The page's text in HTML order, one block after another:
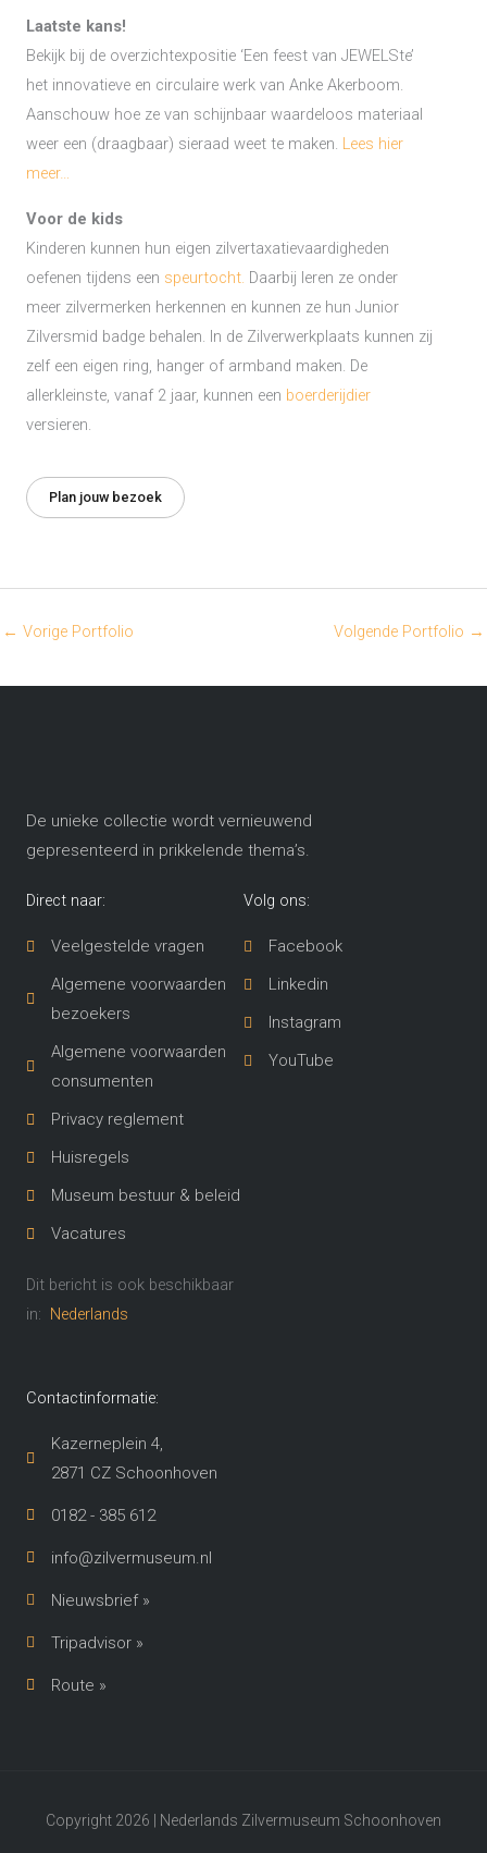
Laatste kans!
Bekijk bij de overzichtexpositie ‘Een feest van JEWELSte’
het innovatieve en circulaire werk van Anke Akerboom.
Aanschouw hoe ze van schijnbaar waardeloos materiaal
weer een (draagbaar) sieraad weet te maken. Lees hier
meer…
Voor de kids
Kinderen kunnen hun eigen zilvertaxatievaardigheden
oefenen tijdens een speurtocht. Daarbij leren ze onder
meer zilvermerken herkennen en kunnen ze hun Junior
Zilversmid badge behalen. In de Zilverwerkplaats kunnen zij
zelf een eigen ring, hanger of armband maken. De
allerkleinste, vanaf 2 jaar, kunnen een boerderijdier
versieren.
Plan jouw bezoek
← Vorige Portfolio Volgende Portfolio →
De unieke collectie wordt vernieuwend
gepresenteerd in prikkelende thema’s​.
Direct naar:
Veelgestelde vragen
Algemene voorwaarden
bezoekers
Algemene voorwaarden
consumenten
Privacy reglement
Huisregels
Museum bestuur & beleid
Vacatures
Dit bericht is ook beschikbaar
in:
Nederlands
Volg ons:
Facebook
Linkedin
Instagram
YouTube
Contactinformatie:
Kazerneplein 4,
2871 CZ Schoonhoven​
0182 - 385 612
info@zilvermuseum.nl
Nieuwsbrief »
Tripadvisor »
Route »
Copyright 2026 | Nederlands Zilvermuseum Schoonhoven